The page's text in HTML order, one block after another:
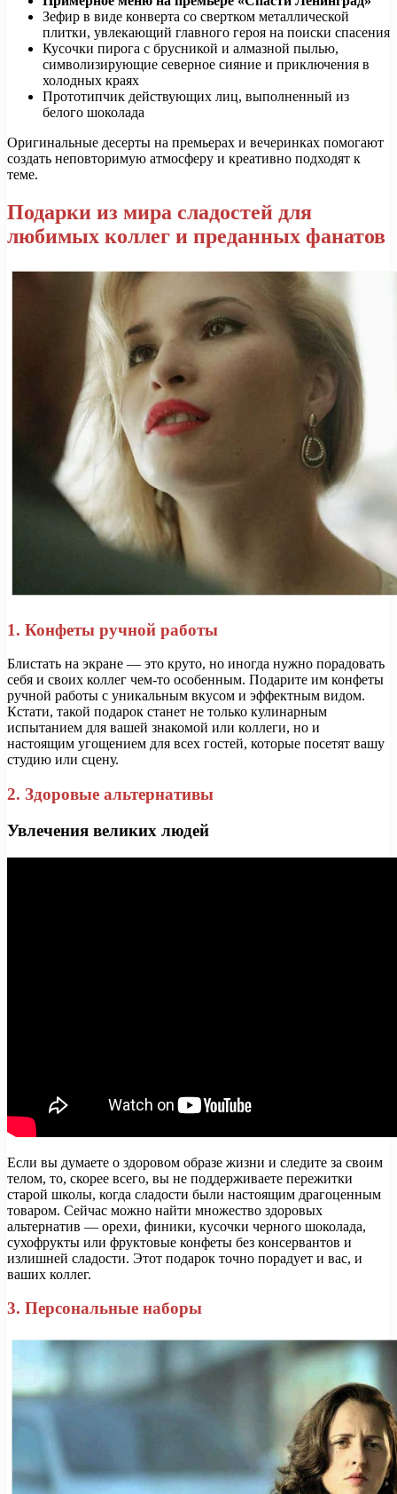
Зефир в виде конверта со свертком металлической
плитки, увлекающий главного героя на поиски спасения
Кусочки пирога с брусникой и алмазной пылью,
символизирующие северное сияние и приключения в
холодных краях
Прототипчик действующих лиц, выполненный из
белого шоколада
Оригинальные десерты на премьерах и вечеринках помогают
создать неповторимую атмосферу и креативно подходят к
теме.
Подарки из мира сладостей для
любимых коллег и преданных фанатов
1. Конфеты ручной работы
Блистать на экране — это круто, но иногда нужно порадовать
себя и своих коллег чем-то особенным. Подарите им конфеты
ручной работы с уникальным вкусом и эффектным видом.
Кстати, такой подарок станет не только кулинарным
испытанием для вашей знакомой или коллеги, но и
настоящим угощением для всех гостей, которые посетят вашу
студию или сцену.
2. Здоровые альтернативы
Увлечения великих людей
Если вы думаете о здоровом образе жизни и следите за своим
телом, то, скорее всего, вы не поддерживаете пережитки
старой школы, когда сладости были настоящим драгоценным
товаром. Сейчас можно найти множество здоровых
альтернатив — орехи, финики, кусочки черного шоколада,
сухофрукты или фруктовые конфеты без консервантов и
излишней сладости. Этот подарок точно порадует и вас, и
ваших коллег.
3. Персональные наборы